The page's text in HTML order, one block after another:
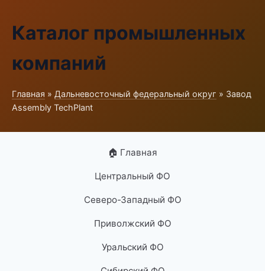
Каталог промышленных
компаний
Главная » Дальневосточный федеральный округ » Завод
Assembly TechPlant
🏠 Главная
Центральный ФО
Северо-Западный ФО
Приволжский ФО
Уральский ФО